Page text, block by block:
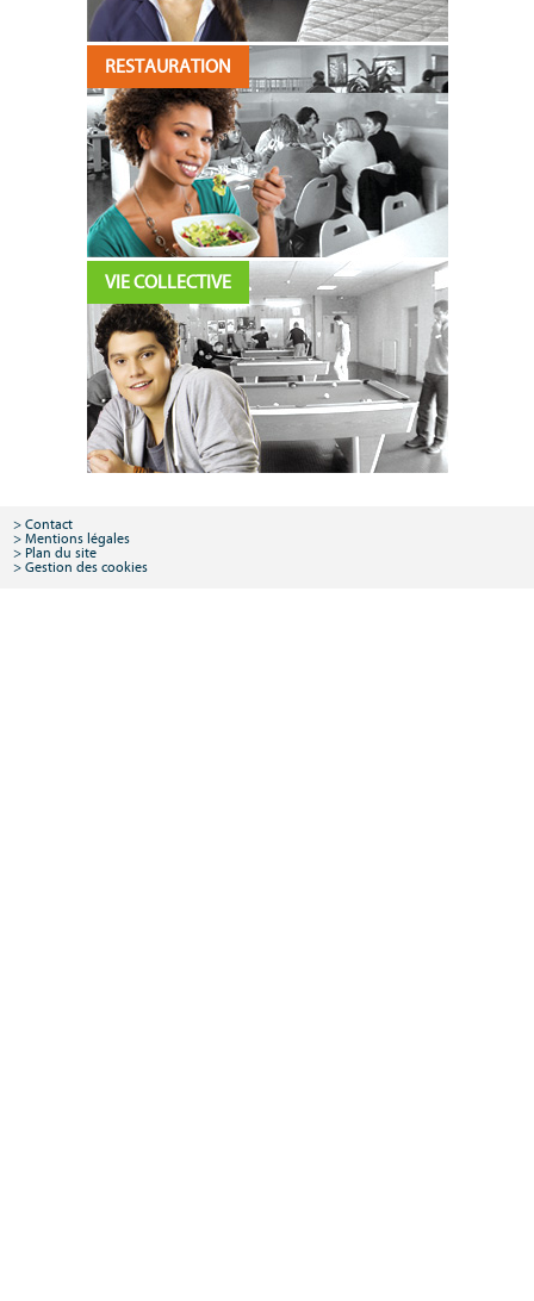
RESTAURATION
VIE COLLECTIVE
Contact
Mentions légales
Plan du site
Gestion des cookies